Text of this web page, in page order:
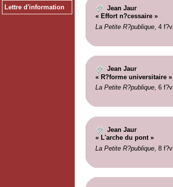
Lettre d'information
Jean Jaur
« Effort n?cessaire »
La Petite R?publique, 4
Jean Jaur
« R?forme universitaire »
La Petite R?publique, 6
Jean Jaur
« L'arche du pont »
La Petite R?publique, 8